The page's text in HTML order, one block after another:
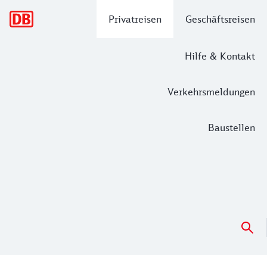
Privatreisen Geschäftsreisen
Hilfe & Kontakt
Verkehrsmeldungen
Baustellen